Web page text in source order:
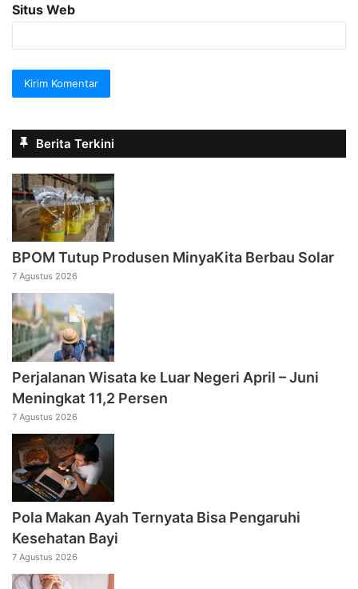
Situs Web
Berita Terkini
BPOM Tutup Produsen MinyaKita Berbau Solar
7 Agustus 2026
Perjalanan Wisata ke Luar Negeri April – Juni
Meningkat 11,2 Persen
7 Agustus 2026
Pola Makan Ayah Ternyata Bisa Pengaruhi
Kesehatan Bayi
7 Agustus 2026